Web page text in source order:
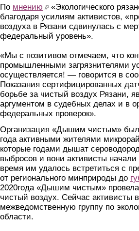
По мнению (link is external)
«Экологического
благодаря усилиям активистов,
воздуха в Рязани сдвинулась с
федеральный уровень».
«Мы с позитивом отмечаем, что
промышленными загрязнителями
осуществляется! — говорится в
Показания сертифицированных
борьбе за чистый воздух Рязани,
аргументом в судебных делах и в
федеральных проверок».
Организация «Дышим чистым»
года активными жителями
которые годами дышат
выбросов и вони активисты начали
время им удалось встретиться с
от регионального минприроды до
2020года «Дышим чистым» провела
чистый воздух. Сейчас активисты
межведомственную группу по
области.